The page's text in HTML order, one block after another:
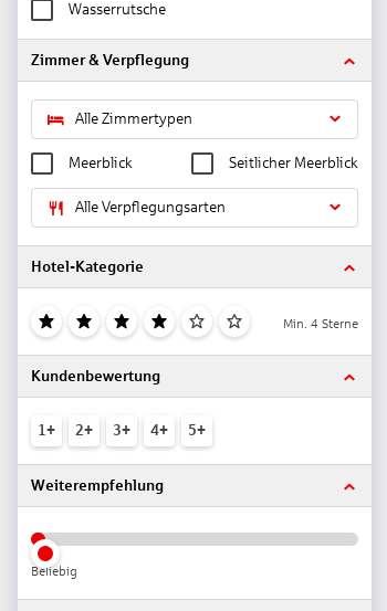
Wasserrutsche
Zimmer & Verpflegung
Alle Zimmertypen
Meerblick Seitlicher Meerblick
Alle Verpflegungsarten
Hotel-Kategorie
Min. 4 Sterne
Kundenbewertung
1+ 2+ 3+ 4+ 5+
Weiterempfehlung
Beliebig